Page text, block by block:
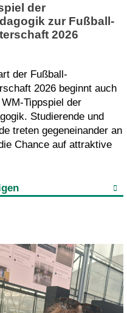
der
zur Fußball-
2026
der Fußball-
2026 beginnt auch
Tippspiel der
Studierende und
treten gegeneinander an
Chance auf attraktive